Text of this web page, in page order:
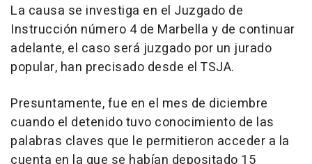
La causa se investiga en el Juzgado de
Instrucción número 4 de Marbella y de continuar
adelante, el caso será juzgado por un jurado
popular, han precisado desde el TSJA.
Presuntamente, fue en el mes de diciembre
cuando el detenido tuvo conocimiento de las
palabras claves que le permitieron acceder a la
cuenta en la que se habían depositado 15